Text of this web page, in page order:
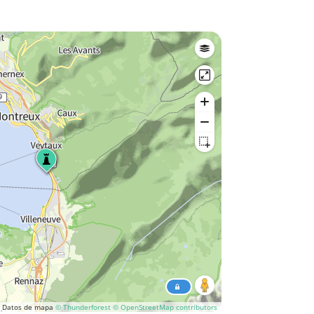
Datos de mapa © Thunderforest © OpenStreetMap contributors